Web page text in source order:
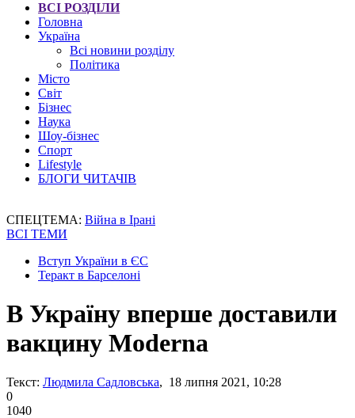
ВСІ РОЗДІЛИ
Головна
Україна
Всі новини розділу
Політика
Місто
Світ
Бізнес
Наука
Шоу-бізнес
Спорт
Lifestyle
БЛОГИ ЧИТАЧІВ
СПЕЦТЕМА: Війна в Ірані
ВСІ ТЕМИ
Вступ України в ЄС
Теракт в Барселоні
В Україну вперше доставили
вакцину Moderna
Текст: Людмила Садловська, 18 липня 2021, 10:28
0
1040